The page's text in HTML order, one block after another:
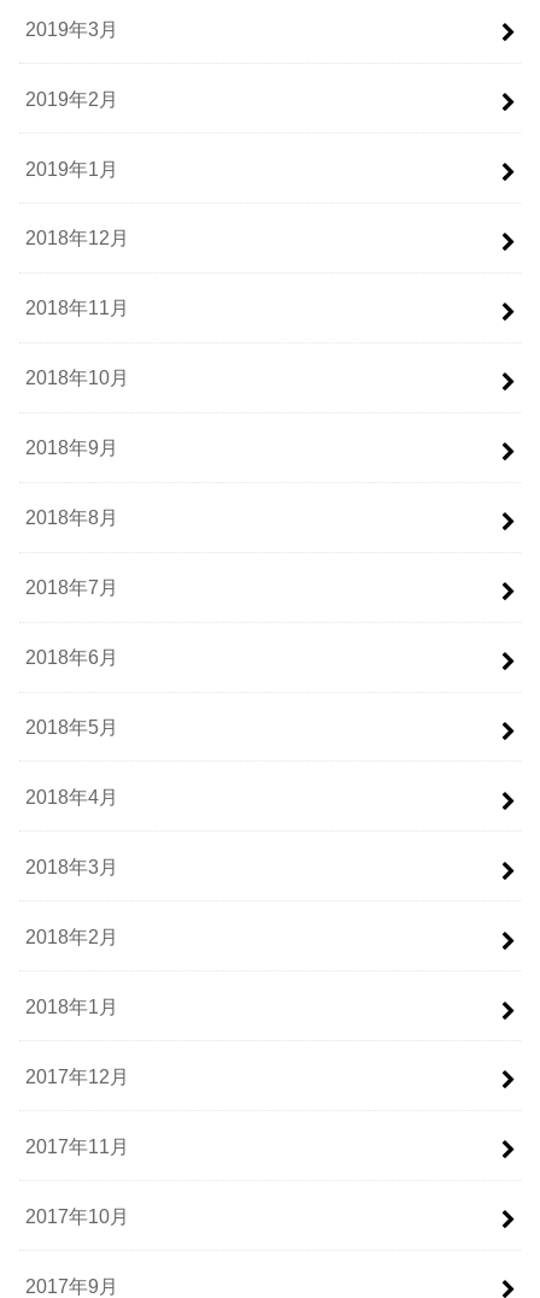
2019年3月
2019年2月
2019年1月
2018年12月
2018年11月
2018年10月
2018年9月
2018年8月
2018年7月
2018年6月
2018年5月
2018年4月
2018年3月
2018年2月
2018年1月
2017年12月
2017年11月
2017年10月
2017年9月